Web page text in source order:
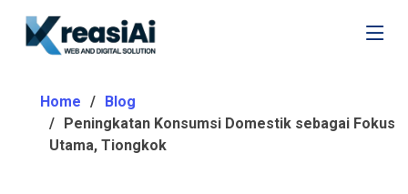
Home
Blog
Peningkatan Konsumsi Domestik sebagai Fokus
Utama, Tiongkok